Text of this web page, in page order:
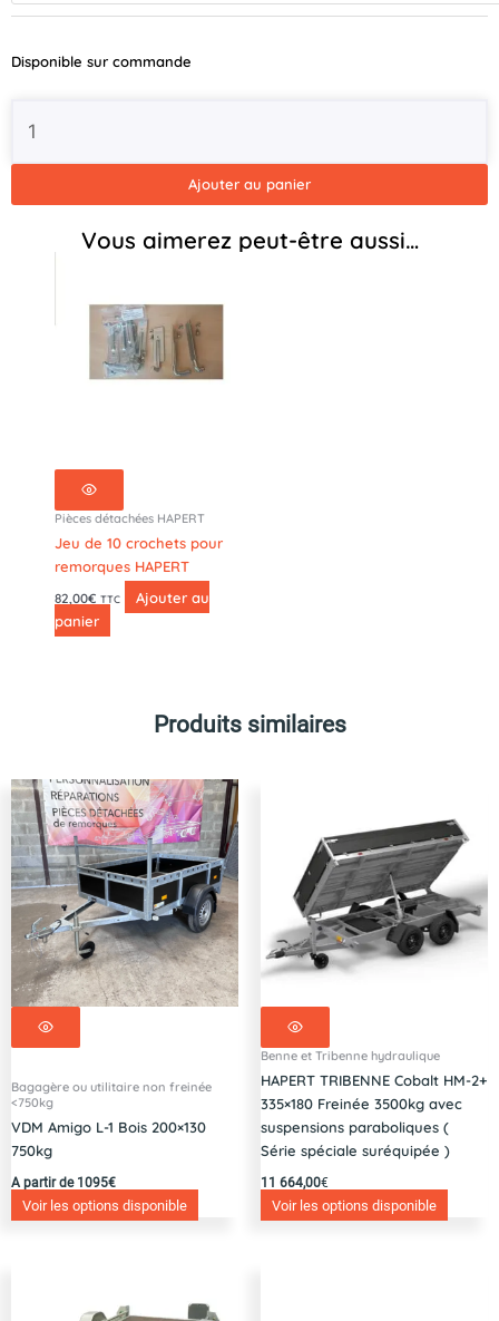
Disponible sur commande
Ajouter au panier
Vous aimerez peut-être aussi…
Pièces détachées HAPERT
Jeu de 10 crochets pour
remorques HAPERT
82,00€ TTC
Ajouter au
panier
Produits similaires
Bagagère ou utilitaire non freinée
<750kg
VDM Amigo L-1 Bois 200×130
750kg
A partir de 1095€
Voir les options disponible
Benne et Tribenne hydraulique
HAPERT TRIBENNE Cobalt HM-2+
335×180 Freinée 3500kg avec
suspensions paraboliques (
Série spéciale suréquipée )
11 664,00€
Voir les options disponible